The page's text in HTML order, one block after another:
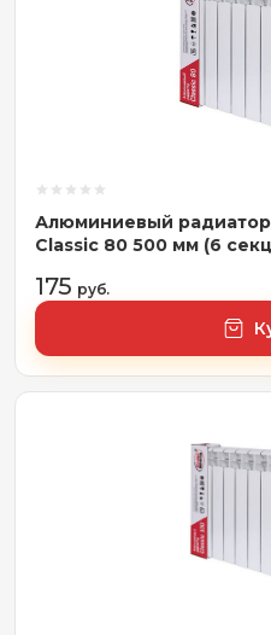
Алюминиевый
Classic 80 500 мм (6
175 руб.